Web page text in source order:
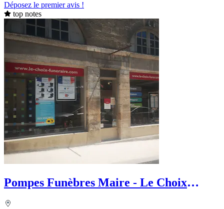
Déposez le premier avis !
top notes
Pompes Funèbres Maire - Le Choix